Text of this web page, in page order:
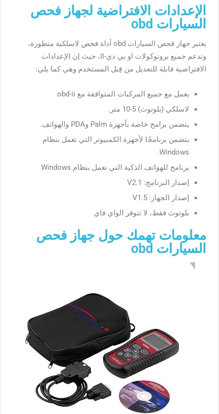
الإعدادات الافتراضية لجهاز فحص
السيارات obd
يعتبر جهاز فحص السيارات obd أداة فحص لاسلكية متطورة،
وتدعم جميع بروتوكولات او بي دي-II، حيث إن الإعدادات
الافتراضية قابلة للتعديل من قِبل المستخدم وهي كما يلي:
يعمل مع جميع المركبات المتوافقة مع obd-ii.
لاسلكي (بلوتوث) 5-10 متر.
يتضمن برامج خاصة بأجهزة Palm وPDA والهواتف.
يتضمن برنامجًا لأجهزة الكمبيوتر التي تعمل بنظام
Windows.
برنامج للهواتف الذكية التي تعمل بنظام Windows
إصدار البرنامج: V2.1
إصدار الجهاز: V1.5
بلوتوث فقط، لا تتوفر الواي فاي
معلومات تهمك حول جهاز فحص
السيارات obd